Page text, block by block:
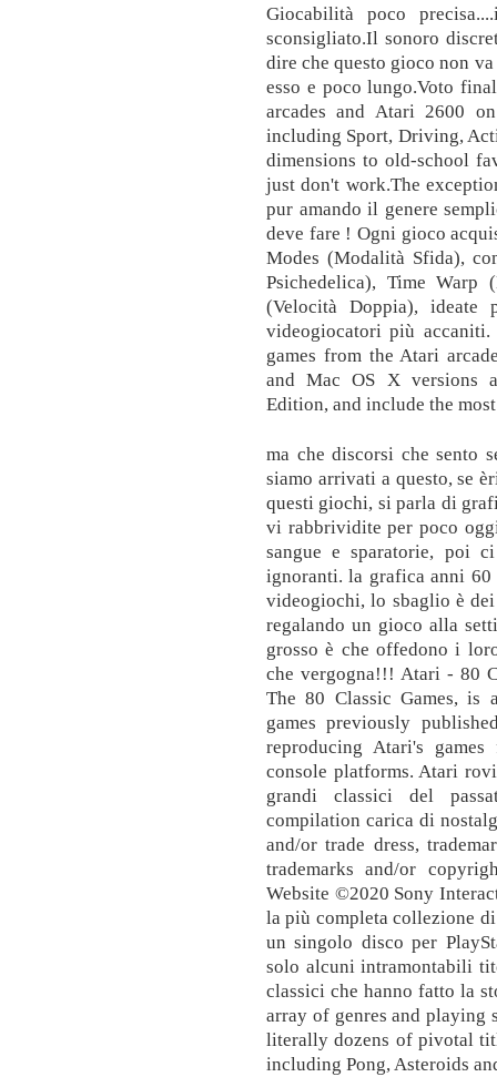
Giocabilità poco
sconsigliato.Il sonoro
dire che questo gioco non
esso e poco lungo.Voto
arcades and Atari 2600
including Sport, Driving,
dimensions to old-school
just don't work.The
pur amando il genere
deve fare ! Ogni gioco
Modes (Modalità Sfida),
Psichedelica), Time Warp
(Velocità Doppia),
videogiocatori più
games from the Atari
and Mac OS X versions
Edition, and include the
ma che discorsi che sento
siamo arrivati a questo, se
questi giochi, si parla di
vi rabbrividite per poco
sangue e sparatorie, poi
ignoranti. la grafica anni 60
videogiochi, lo sbaglio è
regalando un gioco alla
grosso è che offedono i
che vergogna!!! Atari - 80
The 80 Classic Games,
games previously
reproducing Atari's
console platforms. Atari
grandi classici del
compilation carica di
and/or trade dress,
trademarks and/or
Website ©2020 Sony
la più completa collezione
un singolo disco per
solo alcuni intramontabili
classici che hanno fatto la
array of genres and playing
literally dozens of pivotal
including Pong, Asteroids